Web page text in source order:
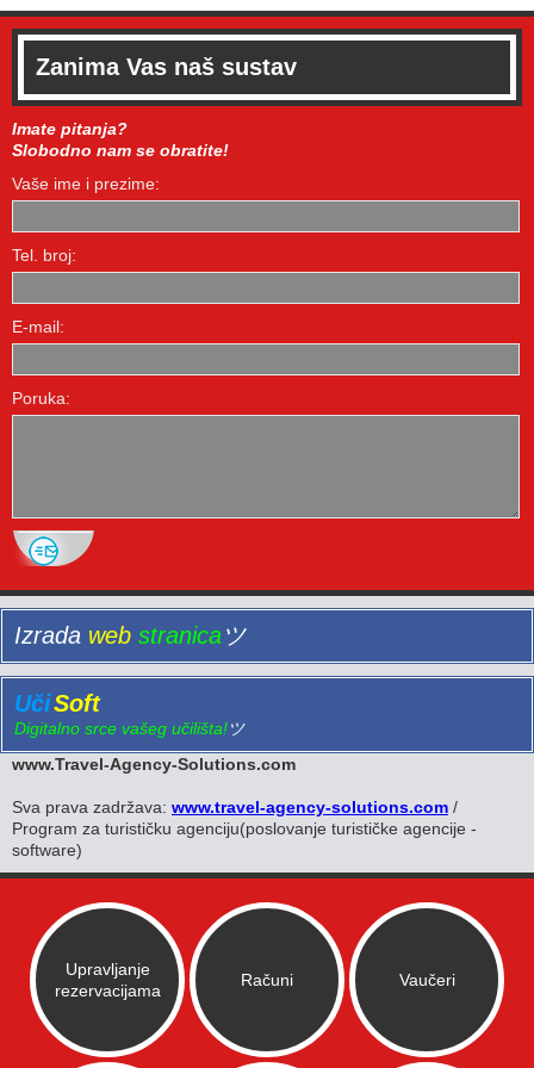
Zanima Vas naš sustav
Imate pitanja?
Slobodno nam se obratite!
Vaše ime i prezime:
Tel. broj:
E-mail:
Poruka:
Izrada web stranica ツ
UčiSoft
Digitalno srce vašeg učilišta!ツ
www.Travel-Agency-Solutions.com
Sva prava zadržava: www.travel-agency-solutions.com /
Program za turističku agenciju(poslovanje turističke agencije -
software)
Upravljanje
rezervacijama
Računi Vaučeri